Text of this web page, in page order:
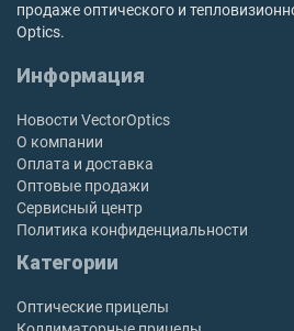
продаже оптического и
Optics.
Информация
Новости VectorOptics
О компании
Оплата и доставка
Оптовые продажи
Сервисный центр
Политика конфиденциальности
Категории
Оптические прицелы